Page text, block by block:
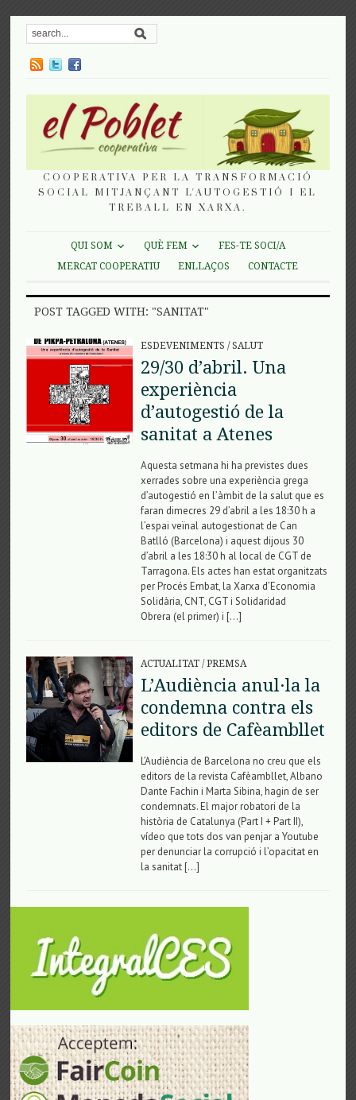
COOPERATIVA PER LA TRANSFORMACIÓ
SOCIAL MITJANÇANT L'AUTOGESTIÓ I EL
TREBALL EN XARXA.
QUI SOM QUÈ FEM
FES-TE SOCI/A
MERCAT COOPERATIU
ENLLAÇOS CONTACTE
POST TAGGED WITH: "SANITAT"
ESDEVENIMENTS /SALUT
29/30 d’abril. Una
experiència
d’autogestió de la
sanitat a Atenes
Aquesta setmana hi ha previstes dues
xerrades sobre una experiència grega
d’autogestió en l’àmbit de la salut que es
faran dimecres 29 d’abril a les 18:30 h a
l’espai veïnal autogestionat de Can
Batlló (Barcelona) i aquest dijous 30
d’abril a les 18:30 h al local de CGT de
Tarragona. Els actes han estat organitzats
per Procés Embat, la Xarxa d’Economia
Solidària, CNT, CGT i Solidaridad
Obrera (el primer) i […]
ACTUALITAT/PREMSA
L’Audiència anul·la la
condemna contra els
editors de Cafèambllet
L’Audiència de Barcelona no creu que els
editors de la revista Cafèambllet, Albano
Dante Fachin i Marta Sibina, hagin de ser
condemnats. El major robatori de la
història de Catalunya (Part I + Part II),
vídeo que tots dos van penjar a Youtube
per denunciar la corrupció i l’opacitat en
la sanitat […]